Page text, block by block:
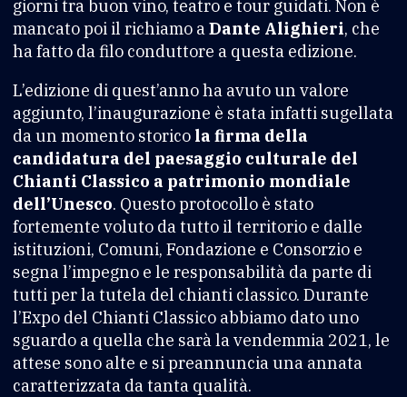
giorni tra buon vino, teatro e tour guidati. Non è
mancato poi il richiamo aDante Alighieri, che
ha fatto da filo conduttore a questa edizione.
L’edizione di quest’anno ha avuto un valore
aggiunto, l’inaugurazione è stata infatti sugellata
da un momento storico la firma della
candidatura del paesaggio culturale del
Chianti Classico a patrimonio mondiale
dell’Unesco. Questo protocollo è stato
fortemente voluto da tutto il territorio e dalle
istituzioni, Comuni, Fondazione e Consorzio e
segna l’impegno e le responsabilità da parte di
tutti per la tutela del chianti classico. Durante
l’Expo del Chianti Classico abbiamo dato uno
sguardo a quella che sarà la vendemmia 2021, le
attese sono alte e si preannuncia una annata
caratterizzata da tanta qualità.